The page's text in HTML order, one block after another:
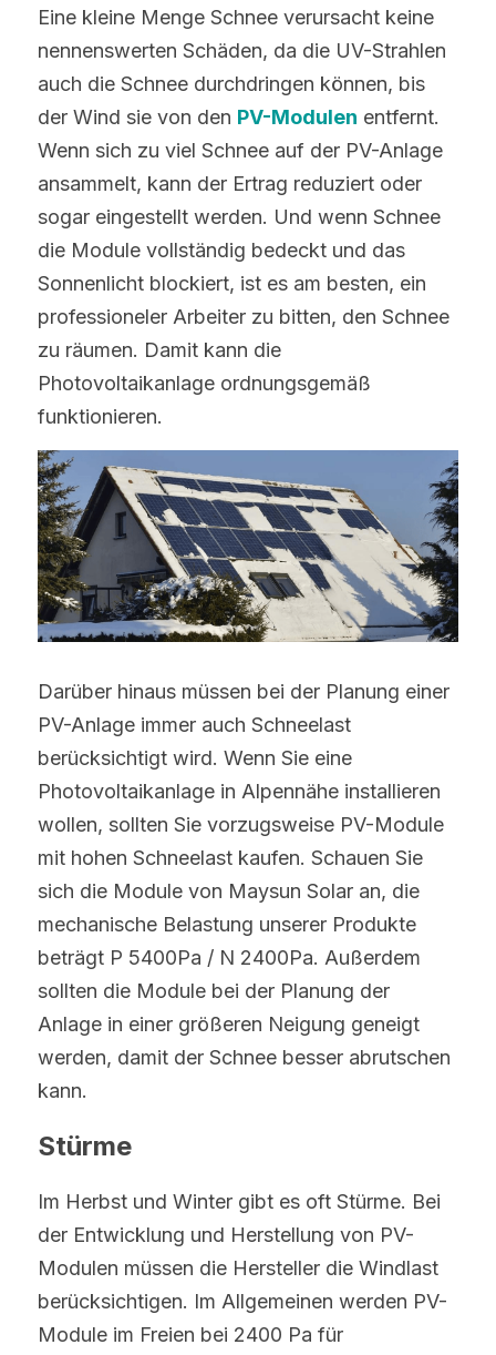
Eine kleine Menge Schnee verursacht keine
nennenswerten Schäden, da die UV-Strahlen
auch die Schnee durchdringen können, bis
der Wind sie von den PV-Modulen entfernt.
Wenn sich zu viel Schnee auf der PV-Anlage
ansammelt, kann der Ertrag reduziert oder
sogar eingestellt werden. Und wenn Schnee
die Module vollständig bedeckt und das
Sonnenlicht blockiert, ist es am besten, ein
professioneler Arbeiter zu bitten, den Schnee
zu räumen. Damit kann die
Photovoltaikanlage ordnungsgemäß
funktionieren.
Darüber hinaus müssen bei der Planung einer
PV-Anlage immer auch Schneelast
berücksichtigt wird. Wenn Sie eine
Photovoltaikanlage in Alpennähe installieren
wollen, sollten Sie vorzugsweise PV-Module
mit hohen Schneelast kaufen. Schauen Sie
sich die Module von Maysun Solar an, die
mechanische Belastung unserer Produkte
beträgt P 5400Pa / N 2400Pa. Außerdem
sollten die Module bei der Planung der
Anlage in einer größeren Neigung geneigt
werden, damit der Schnee besser abrutschen
kann.
Stürme
Im Herbst und Winter gibt es oft Stürme. Bei
der Entwicklung und Herstellung von PV-
Modulen müssen die Hersteller die Windlast
berücksichtigen. Im Allgemeinen werden PV-
Module im Freien bei 2400 Pa für